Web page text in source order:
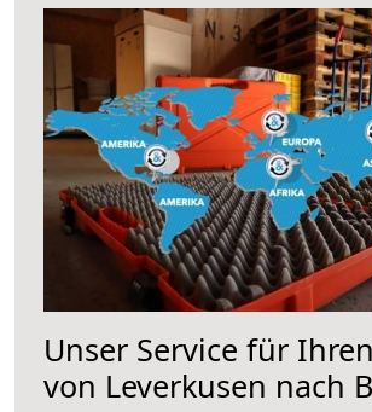
Unser Service für
von Leverkusen nach